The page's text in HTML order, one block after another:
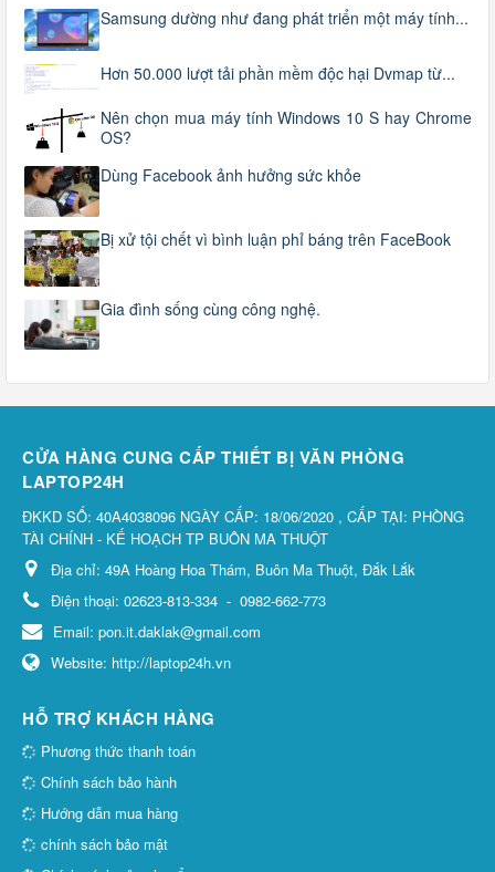
Samsung dường như đang phát triển một máy tính...
Hơn 50.000 lượt tải phần mềm độc hại Dvmap từ...
Nên chọn mua máy tính Windows 10 S hay Chrome
OS?
Dùng Facebook ảnh hưởng sức khỏe
Bị xử tội chết vì bình luận phỉ báng trên FaceBook
Gia đình sống cùng công nghệ.
CỬA HÀNG CUNG CẤP THIẾT BỊ VĂN PHÒNG
LAPTOP24H
ĐKKD SỐ: 40A4038096 NGÀY CẤP: 18/06/2020 , CẤP TẠI: PHÒNG
TÀI CHÍNH - KẾ HOẠCH TP BUÔN MA THUỘT
Địa chỉ: 49A Hoàng Hoa Thám, Buôn Ma Thuột, Đắk Lắk
Điện thoại: 02623-813-334 - 0982-662-773
Email: pon.it.daklak@gmail.com
Website: http://laptop24h.vn
HỖ TRỢ KHÁCH HÀNG
Phương thức thanh toán
Chính sách bảo hành
Hướng dẫn mua hàng
chính sách bảo mật